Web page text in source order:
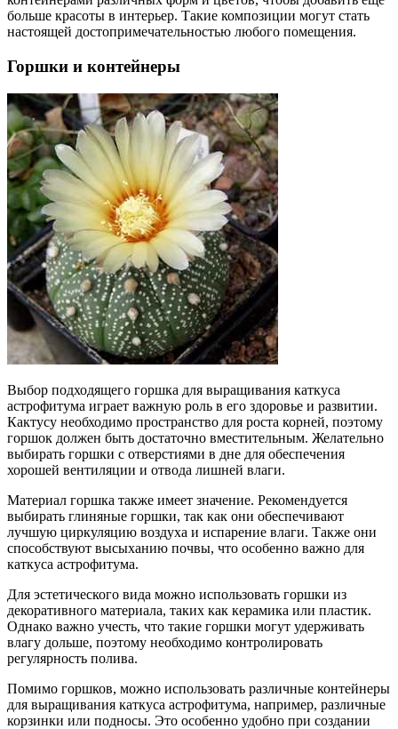
больше красоты в интерьер. Такие композиции могут стать
настоящей достопримечательностью любого помещения.
Горшки и контейнеры
Выбор подходящего горшка для выращивания каткуса
астрофитума играет важную роль в его здоровье и развитии.
Кактусу необходимо пространство для роста корней, поэтому
горшок должен быть достаточно вместительным. Желательно
выбирать горшки с отверстиями в дне для обеспечения
хорошей вентиляции и отвода лишней влаги.
Материал горшка также имеет значение. Рекомендуется
выбирать глиняные горшки, так как они обеспечивают
лучшую циркуляцию воздуха и испарение влаги. Также они
способствуют высыханию почвы, что особенно важно для
каткуса астрофитума.
Для эстетического вида можно использовать горшки из
декоративного материала, таких как керамика или пластик.
Однако важно учесть, что такие горшки могут удерживать
влагу дольше, поэтому необходимо контролировать
регулярность полива.
Помимо горшков, можно использовать различные контейнеры
для выращивания каткуса астрофитума, например, различные
корзинки или подносы. Это особенно удобно при создании